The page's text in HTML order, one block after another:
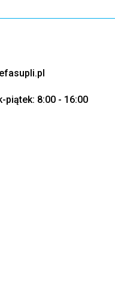
piątek: 8:00 - 16:00